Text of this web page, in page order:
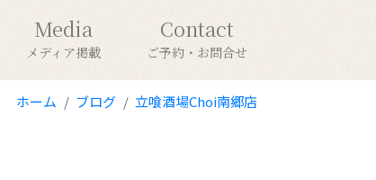
Media
メディア掲載
Contact
ご予約・お問合せ
ホーム ブログ 立喰酒場Choi南郷店